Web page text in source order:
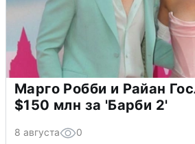
Марго Робби и Райан
$150 млн за 'Барби 2'
8 августа 0